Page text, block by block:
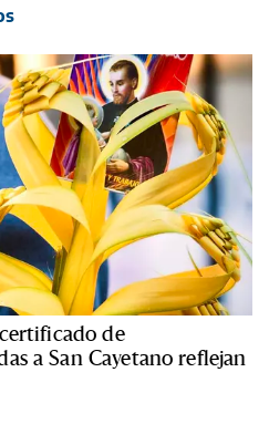
de
a San Cayetano reflejan